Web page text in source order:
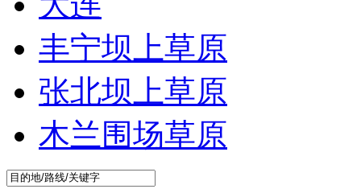
丰宁坝上草原
张北坝上草原
木兰围场草原